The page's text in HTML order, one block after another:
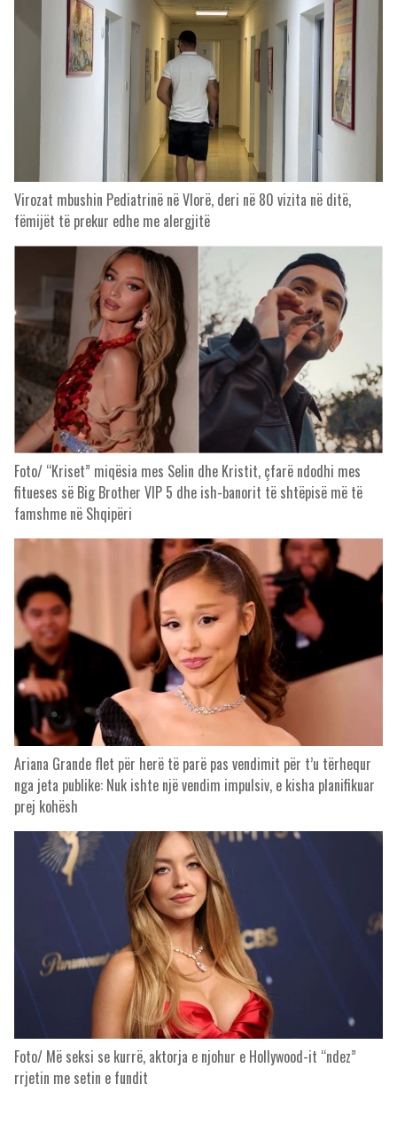
Virozat mbushin Pediatrinë në Vlorë, deri në 80 vizita në ditë,
fëmijët të prekur edhe me alergjitë
Foto/ “Kriset” miqësia mes Selin dhe Kristit, çfarë ndodhi mes
fitueses së Big Brother VIP 5 dhe ish-banorit të shtëpisë më të
famshme në Shqipëri
Ariana Grande flet për herë të parë pas vendimit për t’u tërhequr
nga jeta publike: Nuk ishte një vendim impulsiv, e kisha planifikuar
prej kohësh
Foto/ Më seksi se kurrë, aktorja e njohur e Hollywood-it “ndez”
rrjetin me setin e fundit